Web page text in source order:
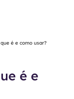
é e como usar?
é e